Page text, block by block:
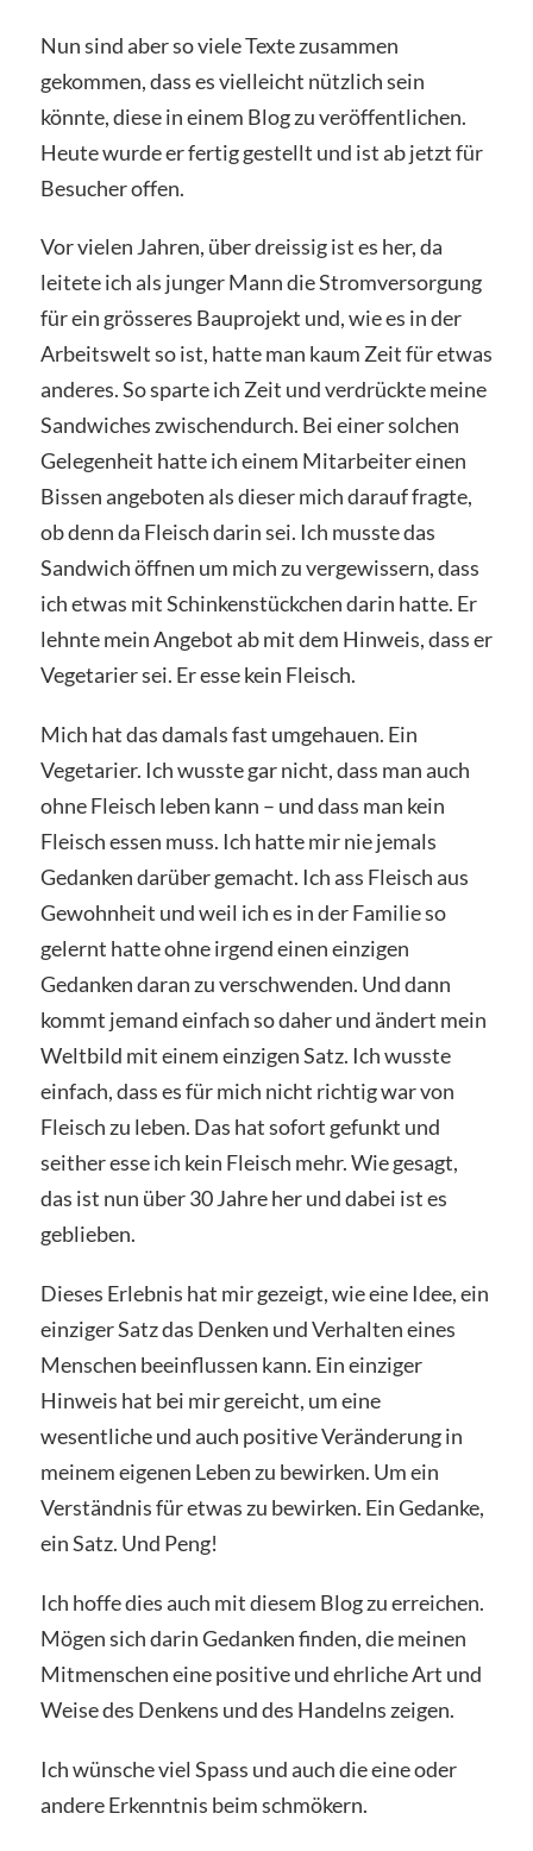
Nun sind aber so viele Texte zusammen
gekommen, dass es vielleicht nützlich sein
könnte, diese in einem Blog zu veröffentlichen.
Heute wurde er fertig gestellt und ist ab jetzt für
Besucher offen.
Vor vielen Jahren, über dreissig ist es her, da
leitete ich als junger Mann die Stromversorgung
für ein grösseres Bauprojekt und, wie es in der
Arbeitswelt so ist, hatte man kaum Zeit für etwas
anderes. So sparte ich Zeit und verdrückte meine
Sandwiches zwischendurch. Bei einer solchen
Gelegenheit hatte ich einem Mitarbeiter einen
Bissen angeboten als dieser mich darauf fragte,
ob denn da Fleisch darin sei. Ich musste das
Sandwich öffnen um mich zu vergewissern, dass
ich etwas mit Schinkenstückchen darin hatte. Er
lehnte mein Angebot ab mit dem Hinweis, dass er
Vegetarier sei. Er esse kein Fleisch.
Mich hat das damals fast umgehauen. Ein
Vegetarier. Ich wusste gar nicht, dass man auch
ohne Fleisch leben kann – und dass man kein
Fleisch essen muss. Ich hatte mir nie jemals
Gedanken darüber gemacht. Ich ass Fleisch aus
Gewohnheit und weil ich es in der Familie so
gelernt hatte ohne irgend einen einzigen
Gedanken daran zu verschwenden. Und dann
kommt jemand einfach so daher und ändert mein
Weltbild mit einem einzigen Satz. Ich wusste
einfach, dass es für mich nicht richtig war von
Fleisch zu leben. Das hat sofort gefunkt und
seither esse ich kein Fleisch mehr. Wie gesagt,
das ist nun über 30 Jahre her und dabei ist es
geblieben.
Dieses Erlebnis hat mir gezeigt, wie eine Idee, ein
einziger Satz das Denken und Verhalten eines
Menschen beeinflussen kann. Ein einziger
Hinweis hat bei mir gereicht, um eine
wesentliche und auch positive Veränderung in
meinem eigenen Leben zu bewirken. Um ein
Verständnis für etwas zu bewirken. Ein Gedanke,
ein Satz. Und Peng!
Ich hoffe dies auch mit diesem Blog zu erreichen.
Mögen sich darin Gedanken finden, die meinen
Mitmenschen eine positive und ehrliche Art und
Weise des Denkens und des Handelns zeigen.
Ich wünsche viel Spass und auch die eine oder
andere Erkenntnis beim schmökern.